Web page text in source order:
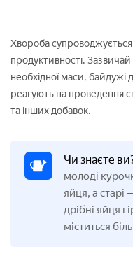
Хвороба
продуктивності.
необхідної маси, байдужі
реагують на проведення
та інших добавок.
Чи знаєте
молоді
яйця, а
дрібні яйця
міститься